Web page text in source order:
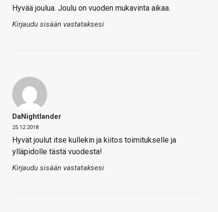
Hyvää joulua. Joulu on vuoden mukavinta aikaa.
Kirjaudu sisään vastataksesi
DaNightlander
25.12.2018
Hyvät joulut itse kullekin ja kiitos toimitukselle ja
ylläpidolle tästä vuodesta!
Kirjaudu sisään vastataksesi